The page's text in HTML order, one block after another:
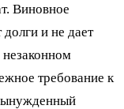
Виновное
и не дает
требование к